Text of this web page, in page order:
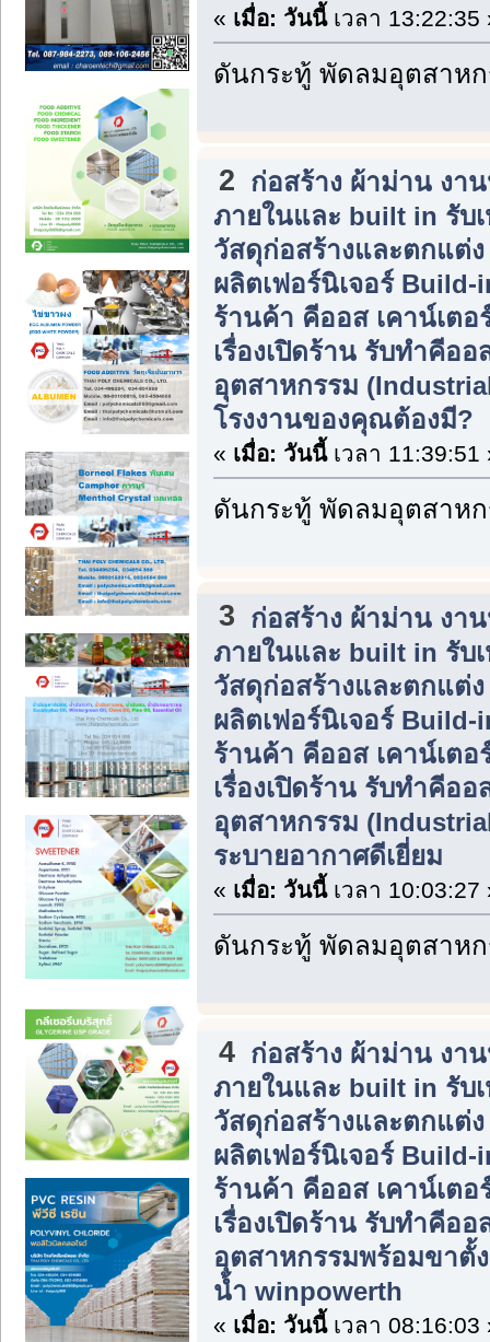
« เมื่อ: วันนี้เวลา 13:22:35
ดันกระทู้ พัดลมอุตสาห
2 ก่อสร้าง ผ้าม่าน งา
ภายในและ built in รับ
วัสดุก่อสร้างและตกแต่
ผลิตเฟอร์นิเจอร์
ร้านค้า คีออส เคาน์เตอ
เรื่องเปิดร้าน รับทำคีออ
อุตสาหกรรม
โรงงานของคุณต้องมี?
« เมื่อ: วันนี้เวลา 11:39:51
ดันกระทู้ พัดลมอุตสาห
3 ก่อสร้าง ผ้าม่าน งา
ภายในและ built in รับ
วัสดุก่อสร้างและตกแต่
ผลิตเฟอร์นิเจอร์
ร้านค้า คีออส เคาน์เตอ
เรื่องเปิดร้าน รับทำคีออ
อุตสาหกรรม
ระบายอากาศดีเยี่ยม
« เมื่อ: วันนี้เวลา 10:03:27
ดันกระทู้ พัดลมอุตสาห
4 ก่อสร้าง ผ้าม่าน งา
ภายในและ built in รับ
วัสดุก่อสร้างและตกแต่
ผลิตเฟอร์นิเจอร์
ร้านค้า คีออส เคาน์เตอ
เรื่องเปิดร้าน รับทำคีออ
อุตสาหกรรมพร้อมขาตั้
น้ำ winpowerth
« เมื่อ: วันนี้เวลา 08:16:03